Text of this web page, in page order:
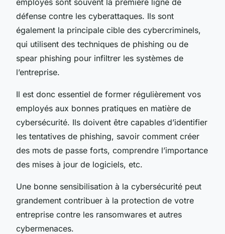
défense contre les cyberattaques. Ils sont
également la principale cible des cybercriminels,
qui utilisent des techniques de phishing ou de
spear phishing pour infiltrer les systèmes de
l’entreprise.
Il est donc essentiel de former régulièrement vos
employés aux bonnes pratiques en matière de
cybersécurité. Ils doivent être capables d’identifier
les tentatives de phishing, savoir comment créer
des mots de passe forts, comprendre l’importance
des mises à jour de logiciels, etc.
Une bonne sensibilisation à la cybersécurité peut
grandement contribuer à la protection de votre
entreprise contre les ransomwares et autres
cybermenaces.